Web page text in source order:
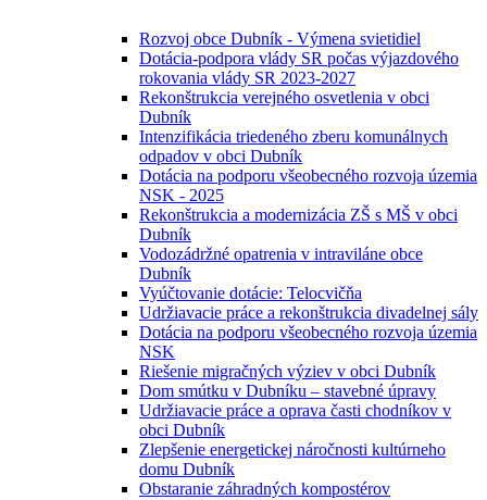
Rozvoj obce Dubník - Výmena svietidiel
Dotácia-podpora vlády SR počas výjazdového
rokovania vlády SR 2023-2027
Rekonštrukcia verejného osvetlenia v obci
Dubník
Intenzifikácia triedeného zberu komunálnych
odpadov v obci Dubník
Dotácia na podporu všeobecného rozvoja územia
NSK - 2025
Rekonštrukcia a modernizácia ZŠ s MŠ v obci
Dubník
Vodozádržné opatrenia v intraviláne obce
Dubník
Vyúčtovanie dotácie: Telocvičňa
Udržiavacie práce a rekonštrukcia divadelnej sály
Dotácia na podporu všeobecného rozvoja územia
NSK
Riešenie migračných výziev v obci Dubník
Dom smútku v Dubníku – stavebné úpravy
Udržiavacie práce a oprava časti chodníkov v
obci Dubník
Zlepšenie energetickej náročnosti kultúrneho
domu Dubník
Obstaranie záhradných kompostérov